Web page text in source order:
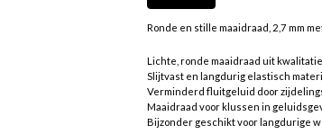
Ronde en stille maaidraad, 2,7 mm
Lichte, ronde maaidraad uit
Slijtvast en langdurig elastisch
Verminderd fluitgeluid door
Maaidraad voor klussen in
Bijzonder geschikt voor langdurige